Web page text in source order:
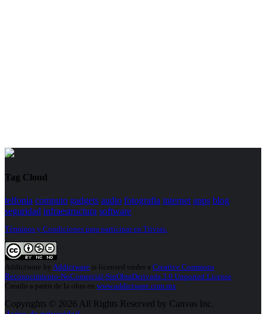
Tag Cloud
telfonia computo gadgets audio fotografia internet apps blog
seguridad infraestructura software
Términos y Condiciones para participar en Trivias.
Addictware by Addictware is licensed under a Creative Commons
Reconocimiento-NoComercial-SinObraDerivada 3.0 Unported License.
Creado a partir de la obra en www.addictware.com.mx.
Copyrights © 2026 All Rights Reserved by Canvas Inc.